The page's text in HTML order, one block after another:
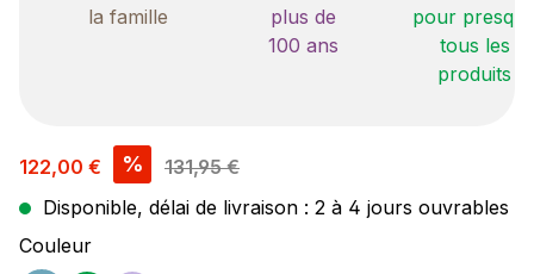
la famille
plus de
100 ans
pour
tous les
produits
Prix de vente :
122,00 € %
131,95 €
Disponible, délai de livraison : 2 à 4 jours ouvrables
Sélectionnez
Couleur